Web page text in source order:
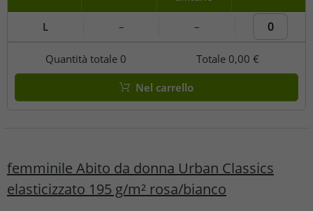
L – –
Quantità totale 0 Totale 0,00 €
Nel carrello
femminile Abito da donna Urban Classics
elasticizzato 195 g/m² rosa/bianco